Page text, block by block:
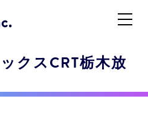
クスCRT栃木放